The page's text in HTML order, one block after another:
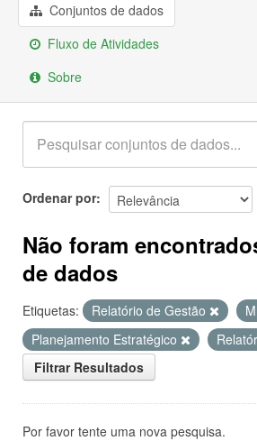
SobreConjuntos de dados
Fluxo de Atividades
Sobre
Ordenar por
Não foram
de dados
Etiquetas: Relatório de Gestão
Planejamento Estratégico
Filtrar Resultados
Por favor tente uma nova pesquisa.